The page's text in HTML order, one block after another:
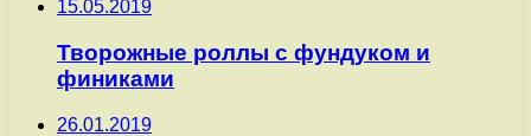
15.05.2019
Творожные роллы с фундуком и
финиками
26.01.2019